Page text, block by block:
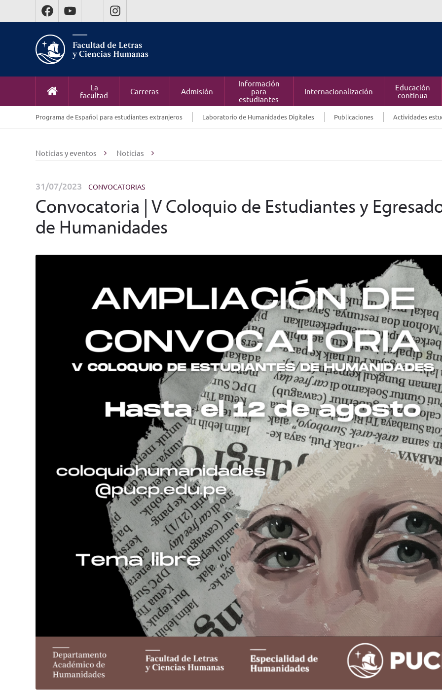
La
facultad
Carreras Admisión
Información
para
estudiantes
Internacionalización
Educación
continua
Programa de Español para estudiantes extranjeros Laboratorio de Humanidades Digitales Publicaciones Actividades
Noticias y eventos Noticias
31/07/2023 CONVOCATORIAS
Convocatoria | V Coloquio de Estudiantes y
de Humanidades